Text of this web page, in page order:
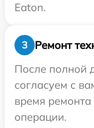
Eaton.
3
Ремонт
После полной
согласуем с
время
операции.